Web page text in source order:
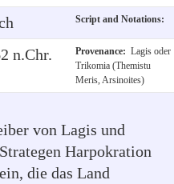
Script and Notations:
n.Chr. Provenance: Lagis oder
Trikomia (Themistu
Meris, Arsinoites)
von Lagis und
Harpokration
die das Land